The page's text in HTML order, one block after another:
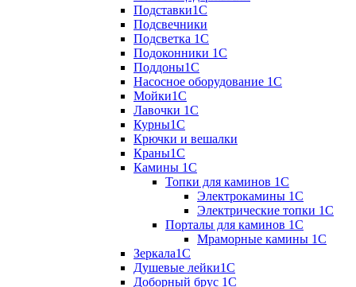
Подставки1С
Подсвечники
Подсветка 1С
Подоконники 1С
Поддоны1С
Насосное оборудование 1С
Мойки1С
Лавочки 1С
Курны1С
Крючки и вешалки
Краны1С
Камины 1C
Топки для каминов 1C
Электрокамины 1С
Электрические топки 1C
Порталы для каминов 1С
Мраморные камины 1C
Зеркала1С
Душевые лейки1С
Доборный брус 1С